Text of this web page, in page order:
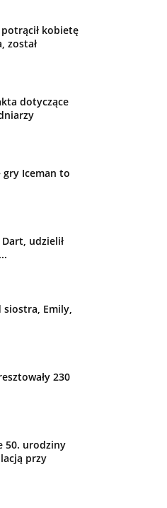
kobietę
został
dotyczące
gry Iceman to
udzielił
Emily,
230
50. urodziny
przy